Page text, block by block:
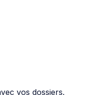
vos dossiers.